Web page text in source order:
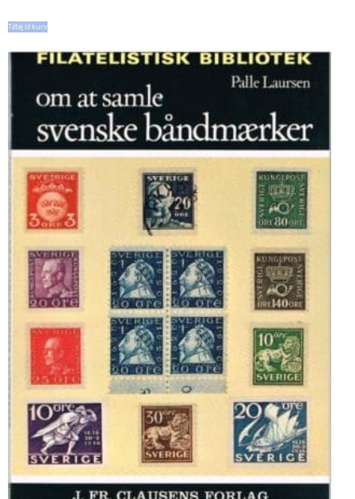
Tilføj til kurv